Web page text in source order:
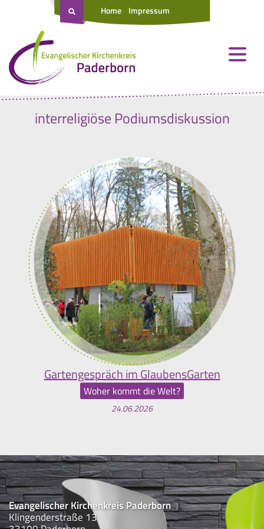
Home Impressum
interreligiöse Podiumsdiskussion
Gartengespräch im GlaubensGarten
Woher kommt die Welt?
24.06.2026
Evangelischer Kirchenkreis Paderborn
Klingenderstraße 13